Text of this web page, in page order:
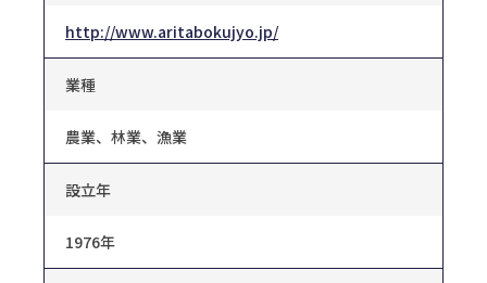
http://www.aritabokujyo.jp/
業種
農業、林業、漁業
設立年
1976年